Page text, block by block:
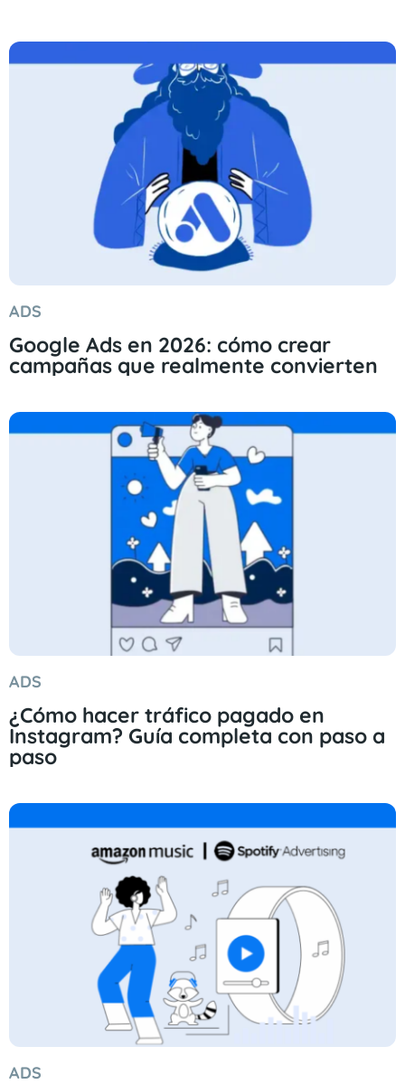
ADS
Google Ads en 2026: cómo crear
campañas que realmente convierten
ADS
¿Cómo hacer tráfico pagado en
Instagram? Guía completa con paso a
paso
ADS